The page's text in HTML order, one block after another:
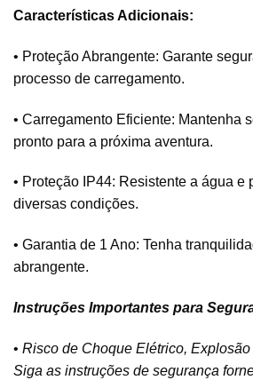
Características Adicionais:
• Proteção Abrangente: Garante
processo de carregamento.
• Carregamento Eficiente: Mantenha
pronto para a próxima aventura.
• Proteção IP44: Resistente a água e
diversas condições.
• Garantia de 1 Ano: Tenha
abrangente.
Instruções Importantes para
• Risco de Choque Elétrico,
Siga as instruções de segurança